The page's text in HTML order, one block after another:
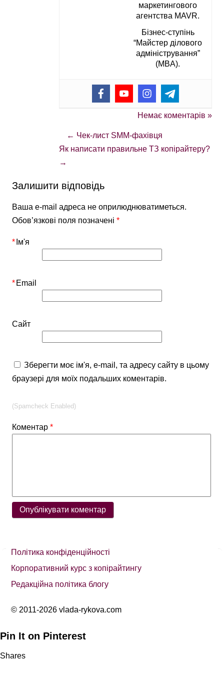
маркетингового
агентства MAVR.
Бізнес-ступінь
“Майстер ділового
адміністрування”
(MBA).
Немає коментарів »
← Чек-лист SMM-фахівця
Як написати правильне ТЗ копірайтеру?
→
Залишити відповідь
Ваша e-mail адреса не оприлюднюватиметься.
Обов’язкові поля позначені*
Коментар*
Ім'я
*
Email
*
Сайт
Зберегти моє ім'я, e-mail, та адресу сайту в цьому
браузері для моїх подальших коментарів.
(Spamcheck Enabled)
Політика конфіденційності
Корпоративний курс з копірайтингу
Редакційна політика блогу
© 2011-2026 vlada-rykova.com
Pin It on Pinterest
Shares